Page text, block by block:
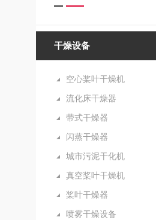
干燥设备
空心桨叶干燥机
流化床干燥器
带式干燥器
闪蒸干燥器
城市污泥干化机
真空桨叶干燥机
桨叶干燥器
喷雾干燥设备